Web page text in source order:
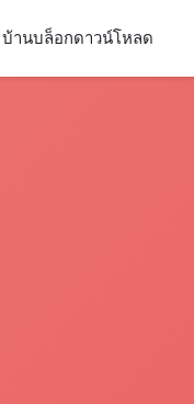
บ้านบล็อกดาวน์โหลด